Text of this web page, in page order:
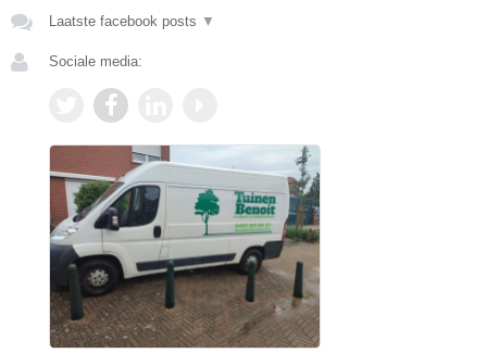
Laatste facebook posts ▼
Sociale media: